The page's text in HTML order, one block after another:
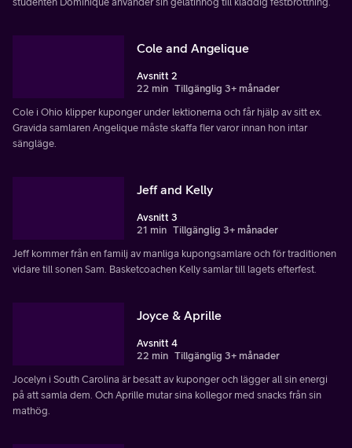
Cole and Angelique
Avsnitt 2
22 min Tillgänglig 3+ månader
Cole i Ohio klipper kuponger under lektionerna och får hjälp av sitt ex.
Gravida samlaren Angelique måste skaffa fler varor innan hon intar
sängläge.
Jeff and Kelly
Avsnitt 3
21 min Tillgänglig 3+ månader
Jeff kommer från en familj av manliga kupongsamlare och för traditionen
vidare till sonen Sam. Basketcoachen Kelly samlar till lagets efterfest.
Joyce & Aprille
Avsnitt 4
22 min Tillgänglig 3+ månader
Jocelyn i South Carolina är besatt av kuponger och lägger all sin energi
på att samla dem. Och Aprille mutar sina kollegor med snacks från sin
mathög.